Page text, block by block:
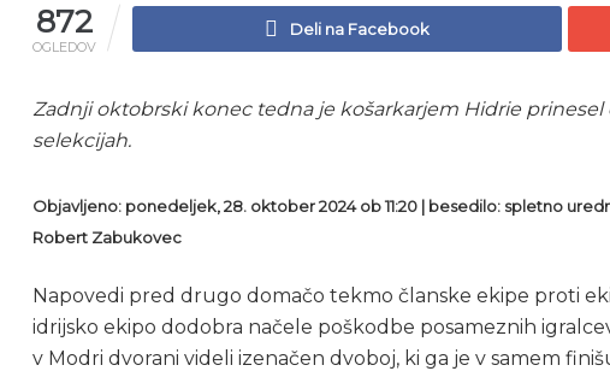
872
OGLEDOV
Deli na Facebook
Zadnji oktobrski konec tedna je košarkarjem Hidrie prinesel
selekcijah.
Objavljeno: ponedeljek, 28. oktober 2024 ob 11:20 | besedilo: spletno
Robert Zabukovec
Napovedi pred drugo domačo tekmo članske ekipe proti
idrijsko ekipo dodobra načele poškodbe posameznih
v Modri dvorani videli izenačen dvoboj, ki ga je v samem